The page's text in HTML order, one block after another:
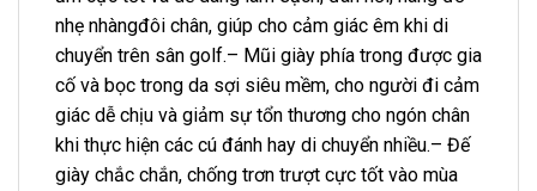
nhẹ nhàngđôi chân, giúp cho cảm giác êm khi di
chuyển trên sân golf.– Mũi giày phía trong được gia
cố và bọc trong da sợi siêu mềm, cho người đi cảm
giác dễ chịu và giảm sự tổn thương cho ngón chân
khi thực hiện các cú đánh hay di chuyển nhiều.– Đế
giày chắc chắn, chống trơn trượt cực tốt vào mùa